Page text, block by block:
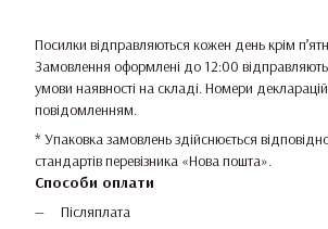
Посилки відправляються кожен день крім
Замовлення оформлені до 12:00
умови наявності на складі. Номери
повідомленням.
* Упаковка замовлень здійснюється
стандартів перевізника «Нова пошта».
Способи оплати
Післяплата